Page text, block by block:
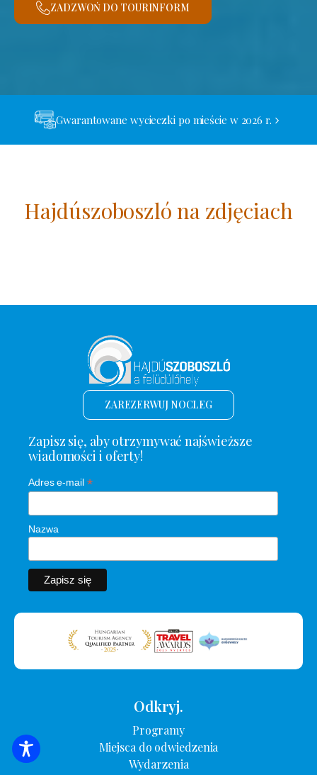
ZADZWOŃ DO TOURINFORM
Gwarantowane wycieczki po mieście w 2026 r.
Hajdúszoboszló na zdjęciach
WYSZUKIWANIE ZAKWATEROWANIA
ZAREZERWUJ NOCLEG
Zapisz się, aby otrzymywać najświeższe
wiadomości i oferty!
Adres e-mail *
Nazwa
Odkryj.
Programy
Miejsca do odwiedzenia
Wydarzenia